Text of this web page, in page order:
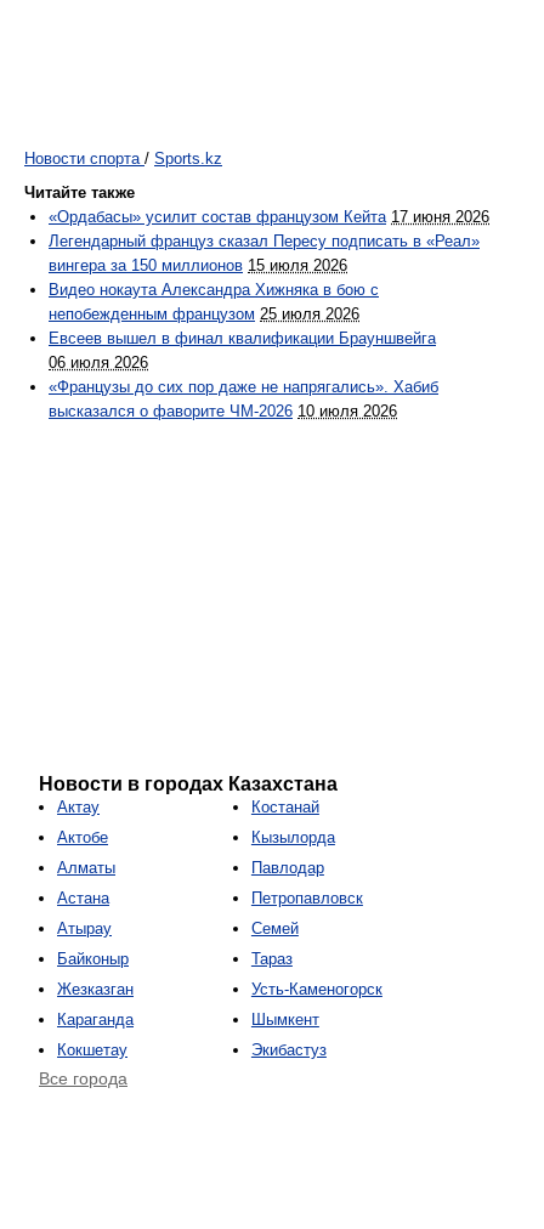
Новости спорта / Sports.kz
Читайте также
«Ордабасы» усилит состав французом Кейта 17 июня 2026
Легендарный француз сказал Пересу подписать в «Реал»
вингера за 150 миллионов 15 июля 2026
Видео нокаута Александра Хижняка в бою с
непобежденным французом 25 июля 2026
Евсеев вышел в финал квалификации Брауншвейга
06 июля 2026
«Французы до сих пор даже не напрягались». Хабиб
высказался о фаворите ЧМ-2026 10 июля 2026
Новости в городах Казахстана
Актау
Актобе
Алматы
Астана
Атырау
Байконыр
Жезказган
Караганда
Кокшетау
Костанай
Кызылорда
Павлодар
Петропавловск
Семей
Тараз
Усть-Каменогорск
Шымкент
Экибастуз
Все города